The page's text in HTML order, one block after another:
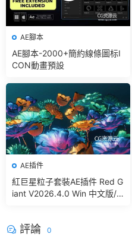
AE腳本
AE腳本-2000+簡約線條圖标I
CON動畫預設
AE插件
紅巨星粒子套裝AE插件 Red G
iant V2026.4.0 Win 中文版/
評論 0